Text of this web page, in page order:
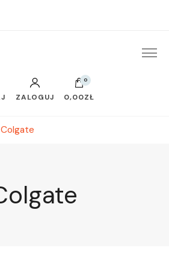
ZALOGUJ
0
0,00ZŁ
Colgate